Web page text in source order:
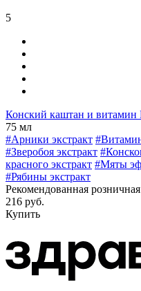
5
Конский каштан и витамин
75 мл
#Арники экстракт
#Зверобоя экстракт
красного экстракт #Мяты
#Рябины экстракт
Рекомендованная
216 руб.
Купить